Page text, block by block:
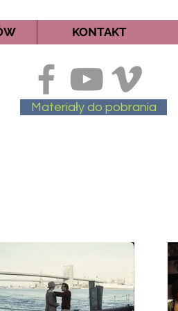
KONTAKT
Materiały do pobrania